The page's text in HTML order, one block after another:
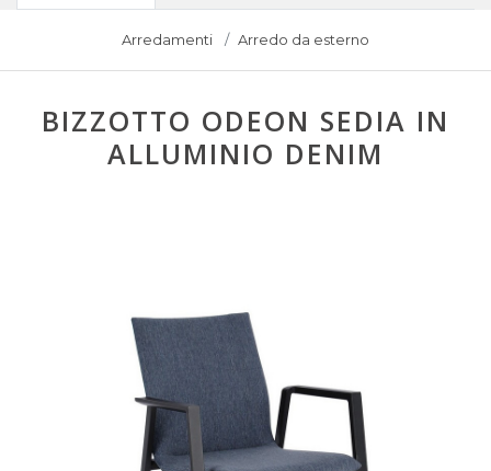
Arredamenti Arredo da esterno
BIZZOTTO ODEON SEDIA IN
ALLUMINIO DENIM